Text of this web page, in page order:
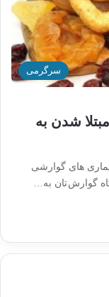
سرگرمی
شدن به
های گوارشی
گوارش تان به…